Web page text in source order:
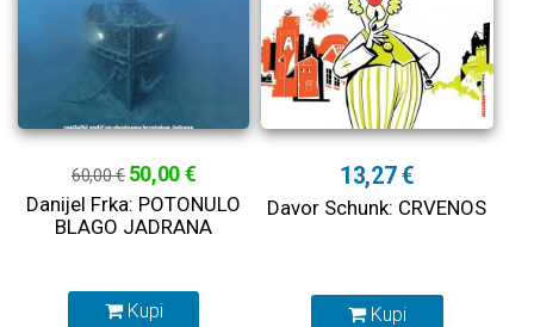
60,00 € 50,00 €
Danijel Frka: POTONULO
BLAGO JADRANA
Kupi
13,27 €
Davor Schunk: CRVENOS
Kupi